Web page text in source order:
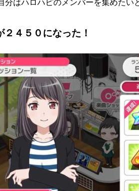
分はハロハピのメンバーを集めたい
２４５０になった！